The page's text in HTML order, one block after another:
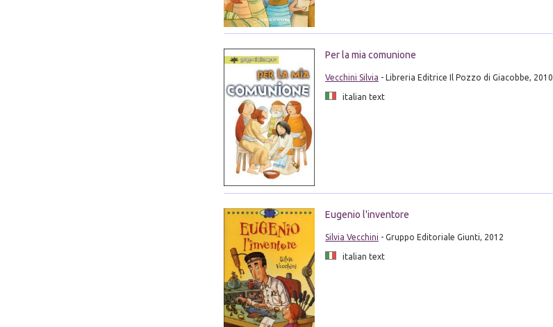
Per la mia comunione
Vecchini Silvia - Libreria Editrice Il Pozzo di Giacobbe, 2010
italian text
Eugenio l'inventore
Silvia Vecchini - Gruppo Editoriale Giunti, 2012
italian text